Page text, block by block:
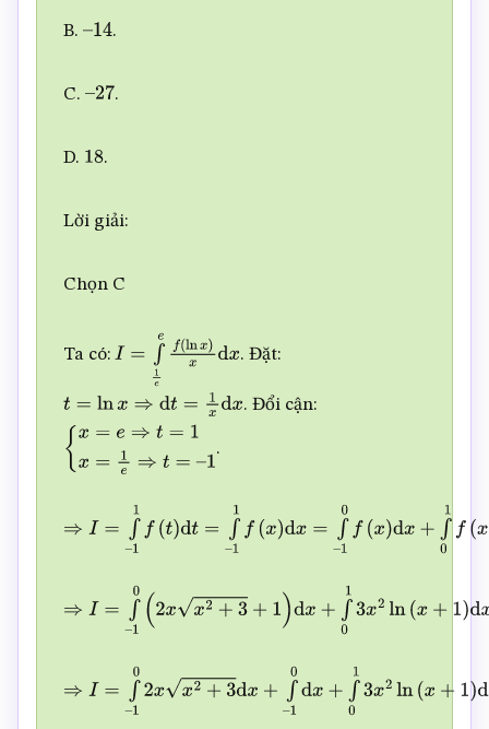
B. 14.
C. 27 .
D. 18.
Lời giải:
Chọn C
Ta có: I=∫1 ee lnx dx. Đặt:
t =lnx⇒d t= 1xd x . Đổi cận:
{x = e⇒ t= 1x=1 e⇒t= –.
⇒ = –1 1f t) dt=∫– 11 (x )d x=∫–10 f(x )d x +∫01f(x d x
⇒ = –1 0( x x2+3 + d x+ ∫ 13x2ln x + 1)dx
⇒ = –1 02 xx2 + 3d +
–